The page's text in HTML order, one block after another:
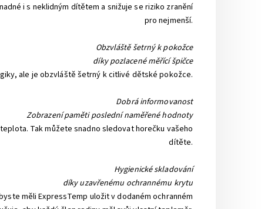
i s neklidným dítětem a snižuje se riziko zranění
pro nejmenší.
Obzvláště šetrný k pokožce
díky pozlacené měřící špičce
ale je obzvláště šetrný k citlivé dětské pokožce.
Dobrá informovanost
Zobrazení paměti poslední naměřené hodnoty
Tak můžete snadno sledovat horečku vašeho
dítěte.
Hygienické skladování
díky uzavřenému ochrannému krytu
měli ExpressTemp uložit v dodaném ochranném